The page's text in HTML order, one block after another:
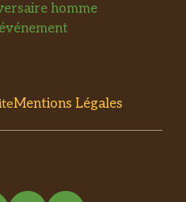
homme
Mentions Légales